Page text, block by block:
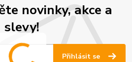
novinky, akce a
slevy!
Přihlásit se